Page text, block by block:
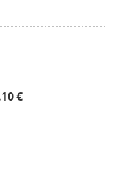
€